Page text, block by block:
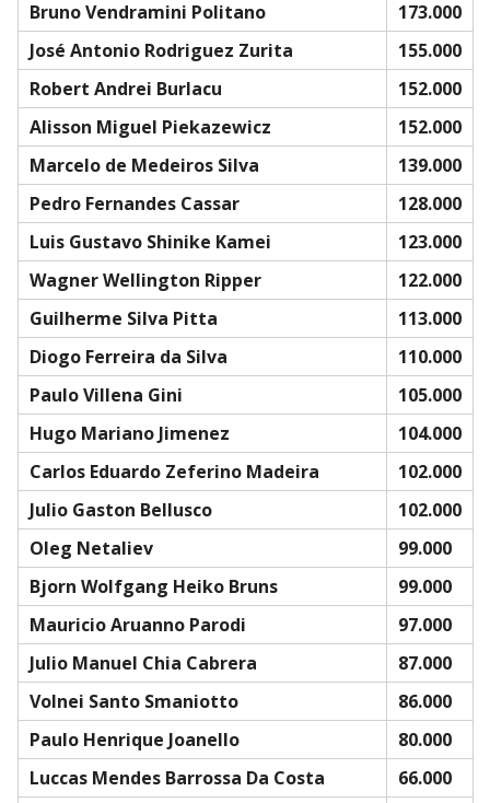
Bruno Vendramini Politano
173.000
José Antonio Rodriguez Zurita
155.000
Robert Andrei Burlacu
152.000
Alisson Miguel Piekazewicz
152.000
Marcelo de Medeiros Silva
139.000
Pedro Fernandes Cassar
128.000
Luis Gustavo Shinike Kamei
123.000
Wagner Wellington Ripper
122.000
Guilherme Silva Pitta
113.000
Diogo Ferreira da Silva
110.000
Paulo Villena Gini
105.000
Hugo Mariano Jimenez
104.000
Carlos Eduardo Zeferino Madeira
102.000
Julio Gaston Bellusco
102.000
Oleg Netaliev
99.000
Bjorn Wolfgang Heiko Bruns
99.000
Mauricio Aruanno Parodi
97.000
Julio Manuel Chia Cabrera
87.000
Volnei Santo Smaniotto
86.000
Paulo Henrique Joanello
80.000
Luccas Mendes Barrossa Da Costa
66.000